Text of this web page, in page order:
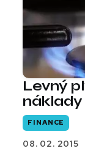
Levný
náklady
FINANCE
08. 02. 2015